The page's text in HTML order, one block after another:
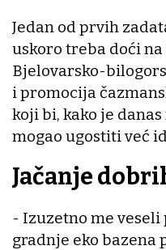
Jedan od prvih
uskoro treba doći
Bjelovarsko-
i promocija
koji bi, kako je
mogao ugostiti već
Jačanje
- Izuzetno me
gradnje eko bazena